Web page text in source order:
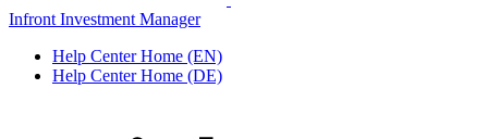
Infront Investment Manager
Help Center Home (EN)
Help Center Home (DE)